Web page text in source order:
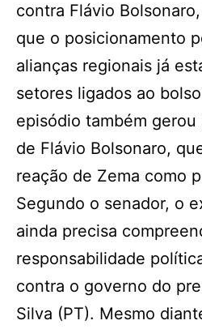
contra Flávio
que o posicionamento
alianças regionais já
setores ligados ao
episódio também
de Flávio Bolsonaro,
reação de Zema como
Segundo o senador, o
ainda precisa
responsabilidade
contra o governo do
Silva (PT). Mesmo